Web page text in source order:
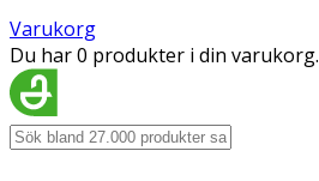
Varukorg
Du har 0 produkter i din varukorg.